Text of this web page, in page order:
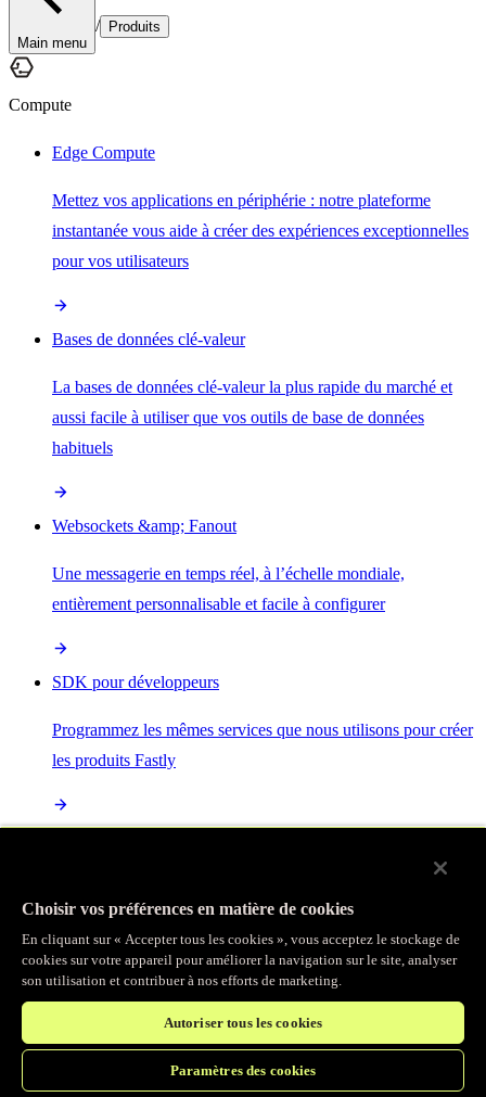
Main menu
/ Produits
Compute
Edge Compute
Mettez vos applications en périphérie : notre plateforme
instantanée vous aide à créer des expériences exceptionnelles
pour vos utilisateurs
Bases de données clé-valeur
La bases de données clé-valeur la plus rapide du marché et
aussi facile à utiliser que vos outils de base de données
habituels
Websockets &amp; Fanout
Une messagerie en temps réel, à l’échelle mondiale,
entièrement personnalisable et facile à configurer
SDK pour développeurs
Programmez les mêmes services que nous utilisons pour créer
les produits Fastly
sur des normes ouvertes et intégrée à la suite complète de
produits Fastly
Accélérez vos charges de travail d’IA et gagnez en efficacité
Choisir vos préférences en matière de cookies
En cliquant sur « Accepter tous les cookies », vous acceptez le stockage de
cookies sur votre appareil pour améliorer la navigation sur le site, analyser
son utilisation et contribuer à nos efforts de marketing.
Autoriser tous les cookies
Paramètres des cookies